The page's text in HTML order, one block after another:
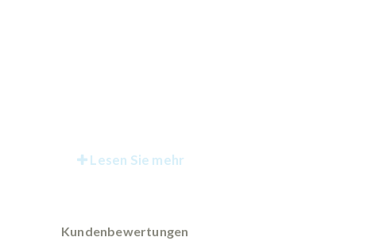
Lesen Sie mehr
Kundenbewertungen